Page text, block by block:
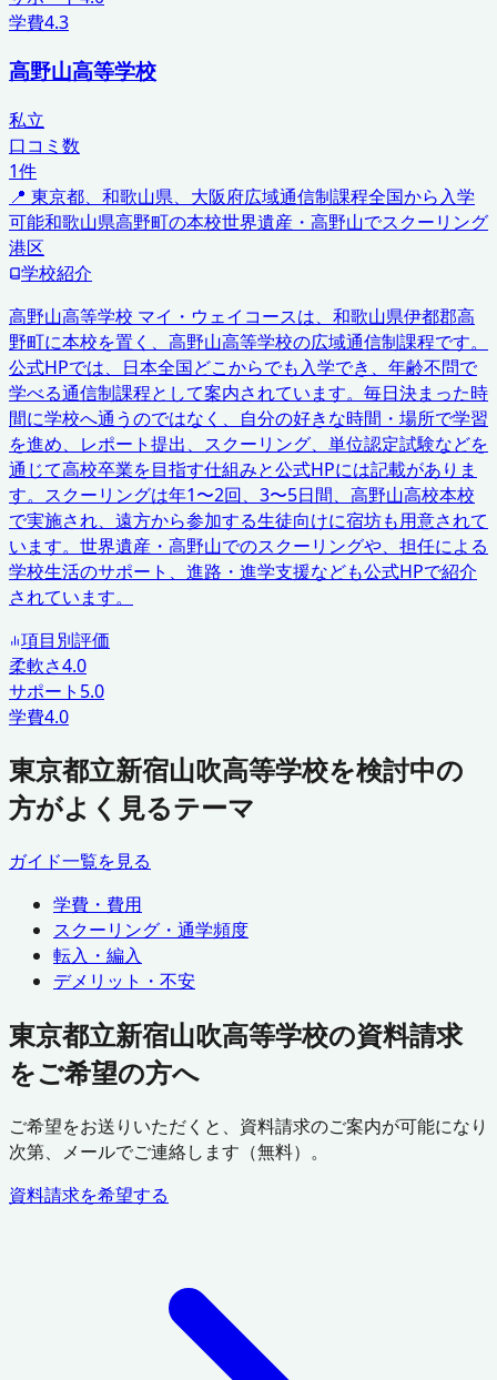
学費4.3
高野山高等学校
私立
口コミ数
1件
📍 東京都、和歌山県、大阪府広域通信制課程全国から入学
可能和歌山県高野町の本校世界遺産・高野山でスクーリング
港区
学校紹介
高野山高等学校 マイ・ウェイコースは、和歌山県伊都郡高
野町に本校を置く、高野山高等学校の広域通信制課程です。
公式HPでは、日本全国どこからでも入学でき、年齢不問で
学べる通信制課程として案内されています。毎日決まった時
間に学校へ通うのではなく、自分の好きな時間・場所で学習
を進め、レポート提出、スクーリング、単位認定試験などを
通じて高校卒業を目指す仕組みと公式HPには記載がありま
す。スクーリングは年1〜2回、3〜5日間、高野山高校本校
で実施され、遠方から参加する生徒向けに宿坊も用意されて
います。世界遺産・高野山でのスクーリングや、担任による
学校生活のサポート、進路・進学支援なども公式HPで紹介
されています。
項目別評価
柔軟さ4.0
サポート 5.0
学費4.0
東京都立新宿山吹高等学校を検討中の
方がよく見るテーマ
ガイド一覧を見る
学費・費用
スクーリング・通学頻度
転入・編入
デメリット・不安
東京都立新宿山吹高等学校の資料請求
をご希望の方へ
ご希望をお送りいただくと、資料請求のご案内が可能になり
次第、メールでご連絡します（無料）。
資料請求を希望する